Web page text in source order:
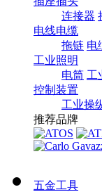
连接器
电线电缆
拖链 电
工业照明
电筒 工
控制装置
工业操
推荐品牌
五金工具